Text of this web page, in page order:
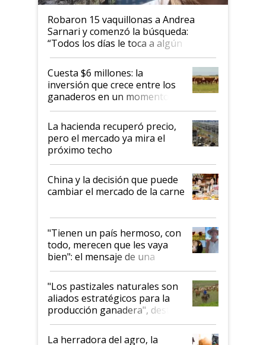
Robaron 15 vaquillonas a Andrea
Sarnari y comenzó la búsqueda:
“Todos los días le toca a algún
productor”
Cuesta $6 millones: la
inversión que crece entre los
ganaderos en un momento
histórico para la actividad
La hacienda recuperó precio,
pero el mercado ya mira el
próximo techo
China y la decisión que puede
cambiar el mercado de la carne
"Tienen un país hermoso, con
todo, merecen que les vaya
bien": el mensaje de una
ganadera uruguaya sobre las
oportunidades que se abren
para el agro en Argentina, con
foco en la carne
"Los pastizales naturales son
aliados estratégicos para la
producción ganadera", destaca
la iniciativa que ya reúne a 46
establecimientos en Argentina
La herradora del agro, la